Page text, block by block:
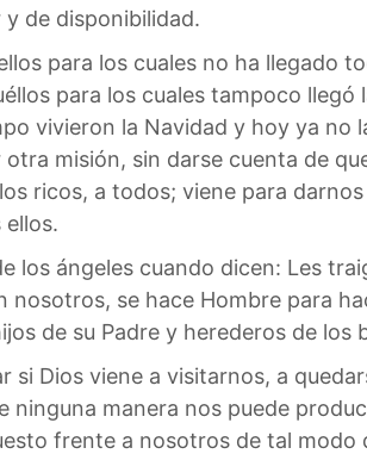
de disponibilidad.
para los cuales no ha llegado
para los cuales tampoco
vivieron la Navidad y hoy ya
misión, sin darse cuenta de
ricos, a todos; viene para
los ángeles cuando dicen: Les
nosotros, se hace Hombre para
de su Padre y herederos de los
si Dios viene a visitarnos, a
ninguna manera nos puede
frente a nosotros de tal